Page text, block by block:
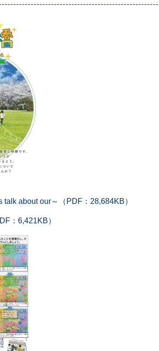
about our～（PDF：28,684KB）
：6,421KB）